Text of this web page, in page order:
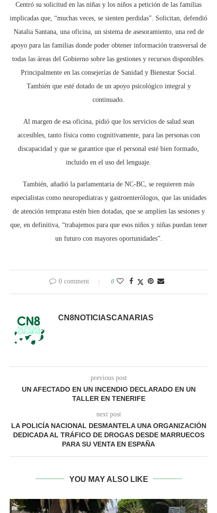
Centró su solicitud en las niñas y los niños a petición de las familias
implicadas que, “muchas veces, se sienten perdidas”. Solicitan, defendió
Natalia Santana, una oficina, un sistema de asesoramiento, una red de
apoyo para las familias donde poder obtener información transversal de
todas las áreas del Gobierno sobre las gestiones y recursos disponibles.
Principalmente en las consejerías de Sanidad y Bienestar Social.
También que esté dotado de un apoyo psicológico integral y
continuado.
Al margen de esa oficina, pidió que los servicios de salud sean
accesibles, tanto física como cognitivamente, para las personas con
discapacidad y que se garantice que el personal esté bien formado,
incluido en el uso del lenguaje.
También, añadió la parlamentaria de NC-BC, se requieren más
especialistas como neuropediatras y gastroenterólogos, que las unidades
de atención temprana estén bien dotadas, que se amplíen las sesiones y
que, en definitiva, “trabajemos para que esos niños y niñas puedan tener
un futuro con mayores oportunidades”.
0 comment 0
CN8NOTICIASCANARIAS
previous post
UN AFECTADO EN UN INCENDIO DECLARADO EN UN
TALLER EN TENERIFE
next post
LA POLICÍA NACIONAL DESMANTELA UNA ORGANIZACIÓN
DEDICADA AL TRÁFICO DE DROGAS DESDE MARRUECOS
PARA SU VENTA EN ESPAÑA
YOU MAY ALSO LIKE